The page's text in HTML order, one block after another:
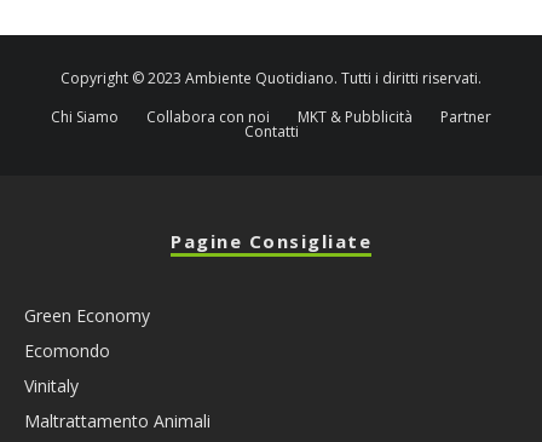
Copyright © 2023 Ambiente Quotidiano. Tutti i diritti riservati.
Chi Siamo
Collabora con noi MKT & Pubblicità Partner
Contatti
Pagine Consigliate
Green Economy
Ecomondo
Vinitaly
Maltrattamento Animali